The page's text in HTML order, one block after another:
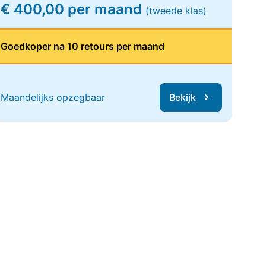
€ 400,00 per maand (tweede klas)
Goedkoper na 10 retours per maand
Maandelijks opzegbaar Bekijk